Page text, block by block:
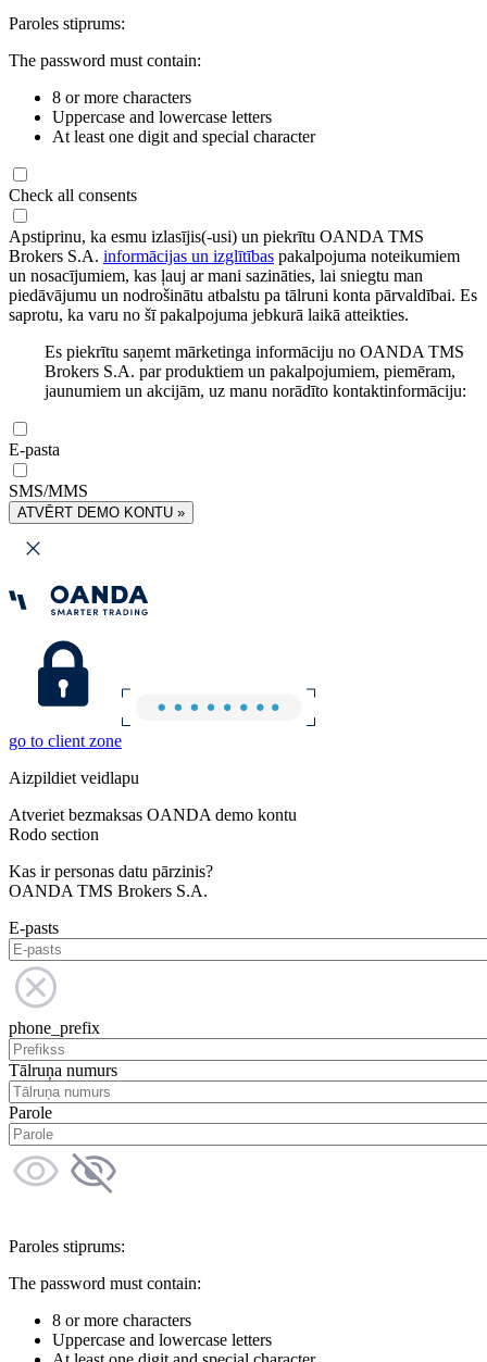
Paroles stiprums:
The password must contain:
8 or more characters
Uppercase and lowercase letters
At least one digit and special character
Check all consents
Apstiprinu, ka esmu izlasījis(-usi) un piekrītu OANDA TMS
Brokers S.A. informācijas un izglītības pakalpojuma noteikumiem
un nosacījumiem, kas ļauj ar mani sazināties, lai sniegtu man
piedāvājumu un nodrošinātu atbalstu pa tālruni konta pārvaldībai. Es
saprotu, ka varu no šī pakalpojuma jebkurā laikā atteikties.
Es piekrītu saņemt mārketinga informāciju no OANDA TMS
Brokers S.A. par produktiem un pakalpojumiem, piemēram,
jaunumiem un akcijām, uz manu norādīto kontaktinformāciju:
E-pasta
SMS/MMS
ATVĒRT DEMO KONTU »
go to client zone
Aizpildiet veidlapu
Atveriet bezmaksas OANDA demo kontu
Rodo section
Kas ir personas datu pārzinis?
OANDA TMS Brokers S.A.
E-pasts
phone_prefix
Tālruņa numurs
Parole
Paroles stiprums:
The password must contain:
8 or more characters
Uppercase and lowercase letters